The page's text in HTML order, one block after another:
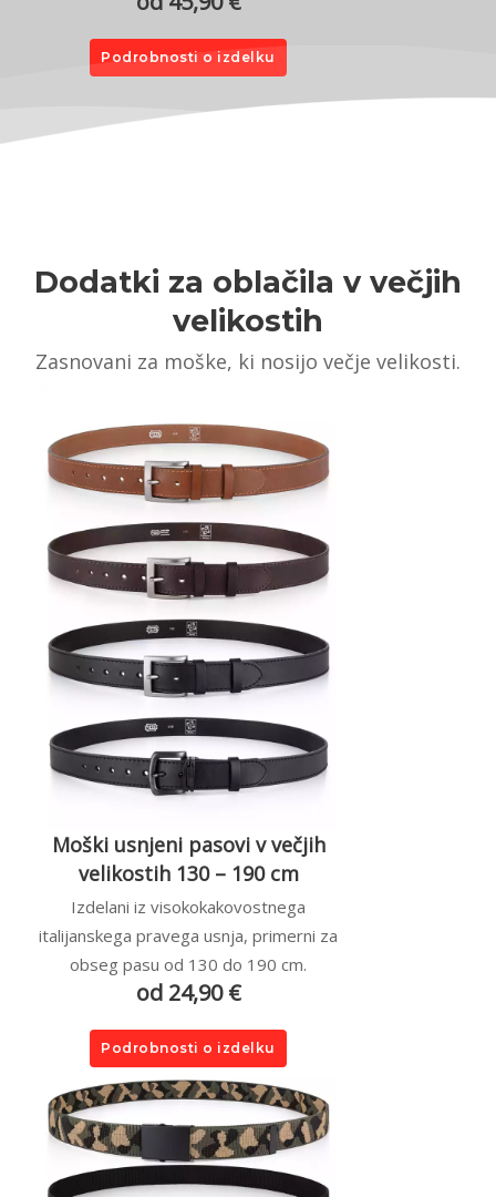
Podrobnosti o izdelku
Dodatki za oblačila v večjih
velikostih
Zasnovani za moške, ki nosijo večje velikosti.
Moški usnjeni pasovi v večjih
velikostih 130 – 190 cm
Izdelani iz visokokakovostnega
italijanskega pravega usnja, primerni za
obseg pasu od 130 do 190 cm.
od 24,90 €
Podrobnosti o izdelku